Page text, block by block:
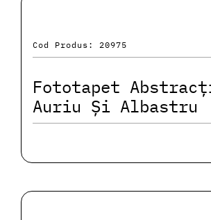
Cod Produs: 20975
Fototapet
Auriu Și Albastru